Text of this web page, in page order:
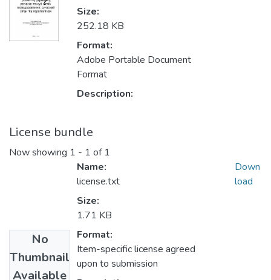
Size:
252.18 KB
Format:
Adobe Portable Document
Format
Description:
License bundle
Now showing 1 - 1 of 1
No
Thumbnail
Available
Name:
license.txt
Size:
1.71 KB
Format:
Item-specific license agreed
upon to submission
Down
load